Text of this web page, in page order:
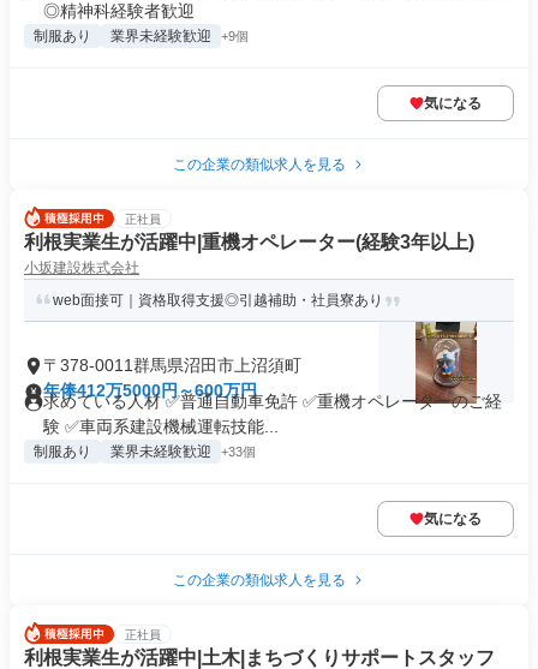
◎精神科経験者歓迎
制服あり 業界未経験歓迎 +9個
気になる
この企業の類似求人を見る
正社員
利根実業生が活躍中|重機オペレーター(経験3年以上)
小坂建設株式会社
web面接可｜資格取得支援◎引越補助・社員寮あり
〒378-0011群馬県沼田市上沼須町
年俸412万5000円～600万円
求めている人材 ✅普通自動車免許 ✅重機オペレーターのご経
験 ✅車両系建設機械運転技能...
制服あり 業界未経験歓迎 +33個
気になる
この企業の類似求人を見る
正社員
利根実業生が活躍中|土木|まちづくりサポートスタッフ